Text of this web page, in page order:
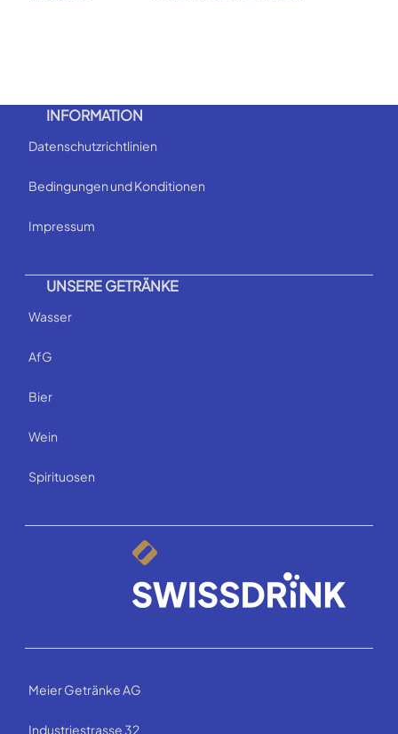
INFORMATION
Datenschutzrichtlinien
Bedingungen und Konditionen
Impressum
UNSERE GETRÄNKE
Wasser
AfG
Bier
Wein
Spirituosen
Meier Getränke AG
Industriestrasse 32